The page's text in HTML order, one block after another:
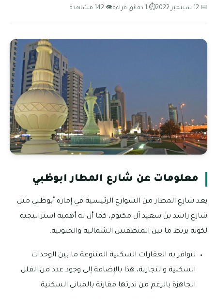
📅 12 سبتمبر 2022 ⏱ 1 دقائق قراءة 👁 142 مشاهدة
معلومات عن شارع المطار ابوظبي
يعد شارع المطار من الشوارع الرئيسية في إمارة أبوظبي مثل
شارع راشد بن سعيد آل مكتوم، كما أن له أهمية استراتيجية
لكونه يربط ما بين المنطقتين الشمالية والجنوبية.
تتوافر به العقارات السكنية المتنوعة ما بين الوحدات
السكنية والتجارية، هذا بالإضافة إلى وجود عدد من الفلل
الجاهزة بالرغم من ندرتها مقارنة بالمباني السكنية.